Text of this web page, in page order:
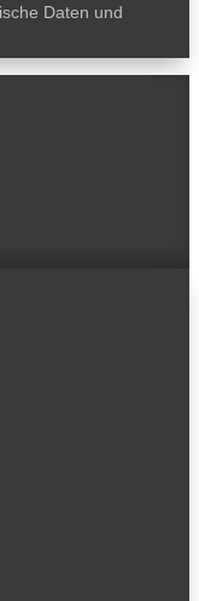
Daten und